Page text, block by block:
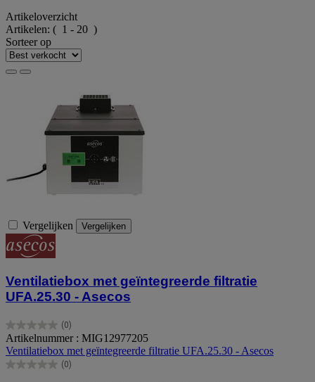
Artikeloverzicht
Artikelen: ( 1 - 20 )
Sorteer op
Vergelijken Vergelijken
Ventilatiebox met geïntegreerde filtratie
UFA.25.30 - Asecos
(0)
0.0
van
de
5
Artikelnummer : MIG12977205
Ventilatiebox met geïntegreerde filtratie UFA.25.30 - Asecos
(0)
0.0